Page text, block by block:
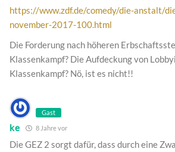
https://www.zdf.de/comedy/die-anstalt/
november-2017-100.html
Die Forderung nach höheren
Klassenkampf? Die Aufdeckung von
Klassenkampf? Nö, ist es nicht!!
Gast
ke 8 Jahre vor
Die GEZ 2 sorgt dafür, dass durch eine